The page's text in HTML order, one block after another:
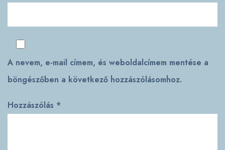
A nevem, e-mail címem, és weboldalcímem mentése a
böngészőben a következő hozzászólásomhoz.
Hozzászólás *